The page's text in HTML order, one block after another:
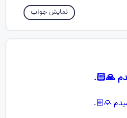
نمایش جواب
🙏🏻.